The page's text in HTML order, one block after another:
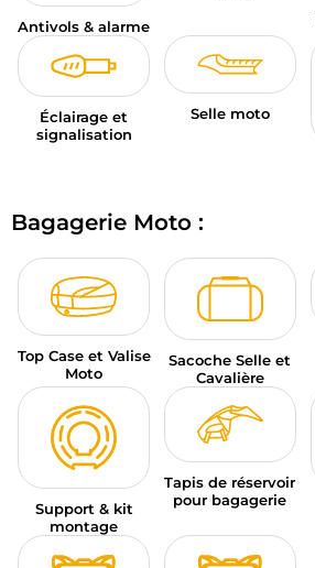
Antivols & alarme
Éclairage et
signalisation
Selle moto
Bagagerie Moto :
Top Case et Valise
Moto
Sacoche Selle et
Cavalière
Support & kit
montage
Tapis de réservoir
pour bagagerie